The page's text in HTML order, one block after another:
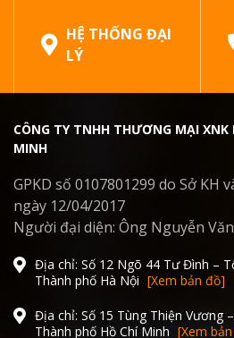
HỆ THỐNG ĐẠI
LÝ
CÔNG TY TNHH THƯƠNG MẠI
MINH
GPKD số 0107801299 do Sở KH
ngày 12/04/2017
Người đại diện: Ông Nguyễn
Địa chỉ: Số 12 Ngõ 44 Tư Đình –
Thành phố Hà Nội [Xem bản đồ]
Địa chỉ: Số 15 Tùng Thiện Vương
Thành phố Hồ Chí Minh [Xem